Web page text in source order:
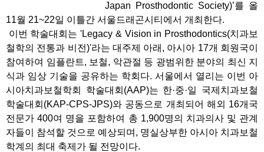
Japan Prosthodontic Society)’를 올
11월 21~22일 이틀간 서울드래곤시티에서 개최한다.
이번 학술대회는 'Legacy & Vision in Prosthodontics(치과보
철학의 전통과 비전)'라는 대주제 아래, 아시아 17개 회원국이
참여하여 임플란트, 보철, 악관절 등 광범위한 분야의 최신 지
식과 임상 기술을 공유하는 학회다. 서울에서 열리는 이번 아
시아치과보철학회 학술대회(AAP)는 한·중·일 국제치과보철
학술대회(KAP-CPS-JPS)와 공동으로 개최되어 해외 16개국
전문가 400여 명을 포함하여 총 1,900명의 치과의사 및 관계
자들이 참석할 것으로 예상되며, 명실상부한 아시아 치과보철
학계의 최대 축제가 될 전망이다.